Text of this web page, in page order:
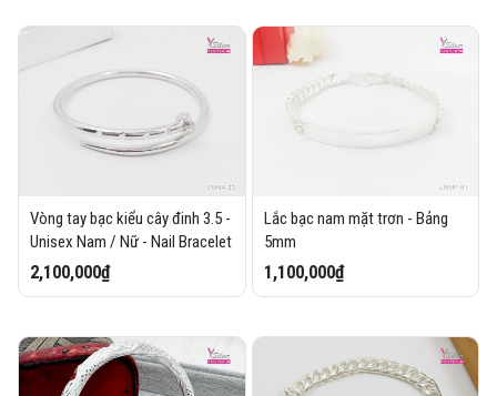
Vòng tay bạc kiểu cây đinh 3.5 -
Unisex Nam / Nữ - Nail Bracelet
2,100,000₫
Lắc bạc nam mặt trơn - Bảng
5mm
1,100,000₫